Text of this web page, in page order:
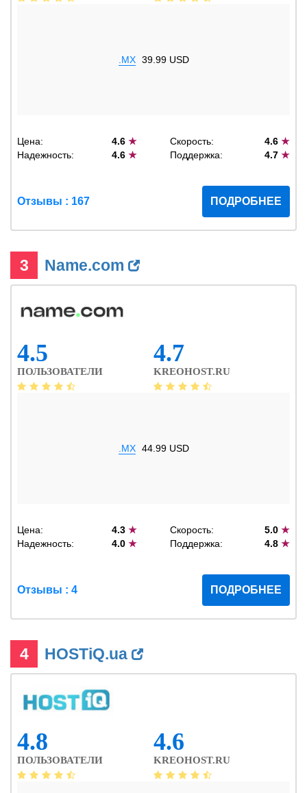
.MX 39.99 USD
Цена: 4.6★ Скорость: 4.6 ★
Надежность:
4.6★ Поддержка: 4.7 ★
Отзывы : 167 ПОДРОБНЕЕ
3 Name.com
4.5
ПОЛЬЗОВАТЕЛИ
4.7
KREOHOST.RU
.MX 44.99 USD
Цена: 4.3★ Скорость: 5.0 ★
Надежность:
4.0★ Поддержка: 4.8 ★
Отзывы : 4 ПОДРОБНЕЕ
4 HOSTiQ.ua
4.8
ПОЛЬЗОВАТЕЛИ
4.6
KREOHOST.RU